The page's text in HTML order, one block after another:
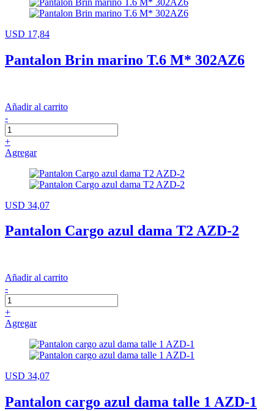
USD 17,84
Pantalon Brin marino T.6 M* 302AZ6
Añadir al carrito
-
+
Agregar
USD 34,07
Pantalon Cargo azul dama T2 AZD-2
Añadir al carrito
-
+
Agregar
USD 34,07
Pantalon cargo azul dama talle 1 AZD-1